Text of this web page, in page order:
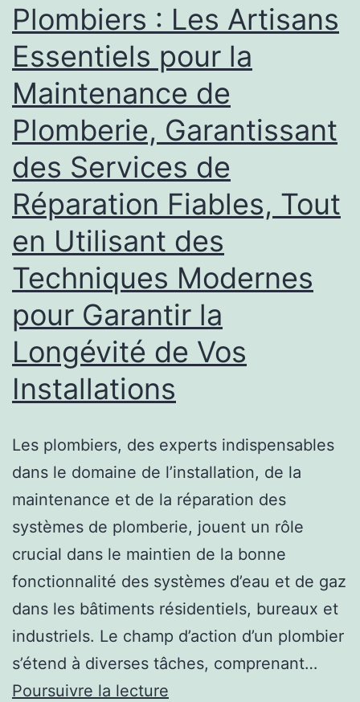
par
un
plombier
professionnel
Plombiers : Les Artisans
Essentiels pour la
Maintenance de
Plomberie, Garantissant
des Services de
Réparation Fiables, Tout
en Utilisant des
Techniques Modernes
pour Garantir la
Longévité de Vos
Installations
Les plombiers, des experts indispensables
dans le domaine de l’installation, de la
maintenance et de la réparation des
systèmes de plomberie, jouent un rôle
crucial dans le maintien de la bonne
fonctionnalité des systèmes d’eau et de gaz
dans les bâtiments résidentiels, bureaux et
industriels. Le champ d’action d’un plombier
s’étend à diverses tâches, comprenant…
Poursuivre la lecture